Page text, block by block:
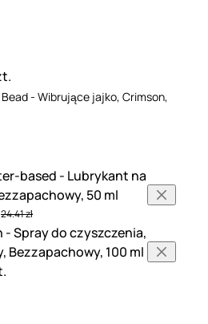
- Wibrujące jajko, Crimson,
based - Lubrykant na
50 ml
24.41 zł
- Spray do czyszczenia,
Bezzapachowy, 100 ml